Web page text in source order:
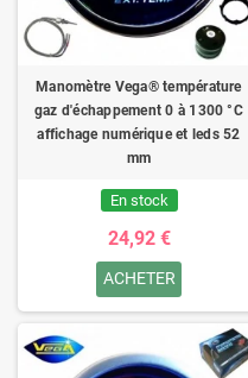
Manomètre Vega® température
gaz d'échappement 0 à 1300 °C
affichage numérique et leds 52
mm
En stock
24,92 €
ACHETER